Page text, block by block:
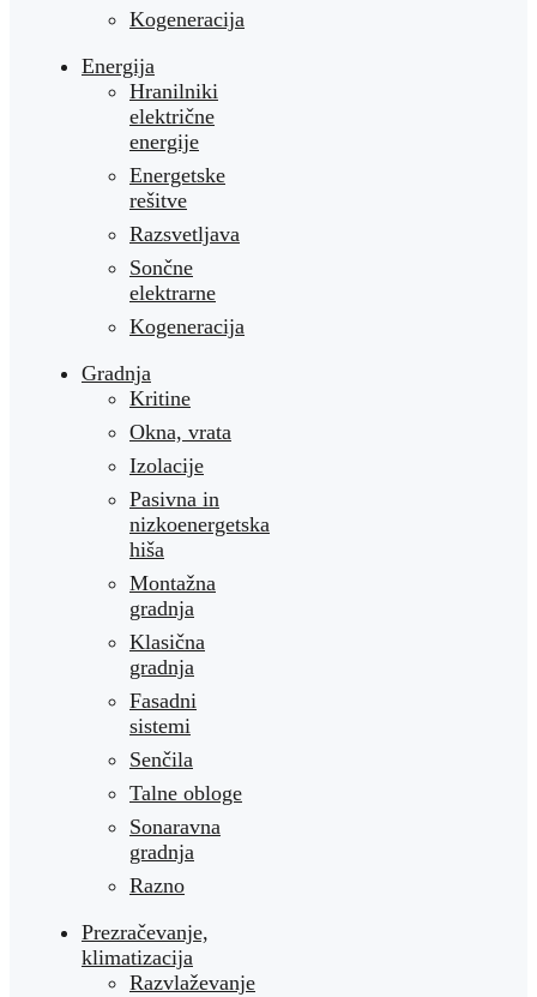
Kogeneracija
Energija
Hranilniki
električne
energije
Energetske
rešitve
Razsvetljava
Sončne
elektrarne
Kogeneracija
Gradnja
Kritine
Okna, vrata
Izolacije
Pasivna in
nizkoenergetska
hiša
Montažna
gradnja
Klasična
gradnja
Fasadni
sistemi
Senčila
Talne obloge
Sonaravna
gradnja
Razno
Prezračevanje,
klimatizacija
Razvlaževanje